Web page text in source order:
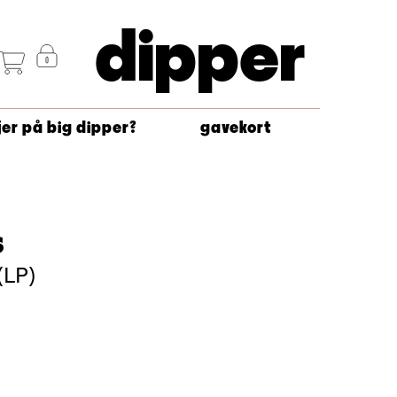
dipper
på big dipper? gavekort